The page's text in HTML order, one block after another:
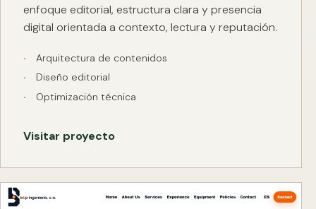
enfoque editorial, estructura clara y presencia
digital orientada a contexto, lectura y reputación.
Arquitectura de contenidos
Diseño editorial
Optimización técnica
Visitar proyecto